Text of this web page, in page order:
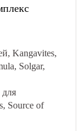
Kangavites,
Solgar,
Source of